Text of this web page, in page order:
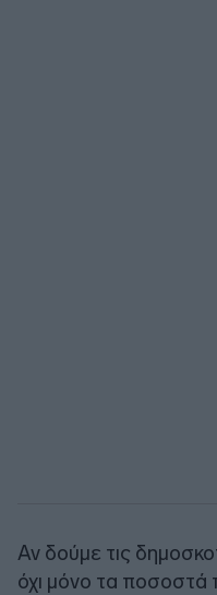
Αν δούμε τις
όχι μόνο τα ποσοστά